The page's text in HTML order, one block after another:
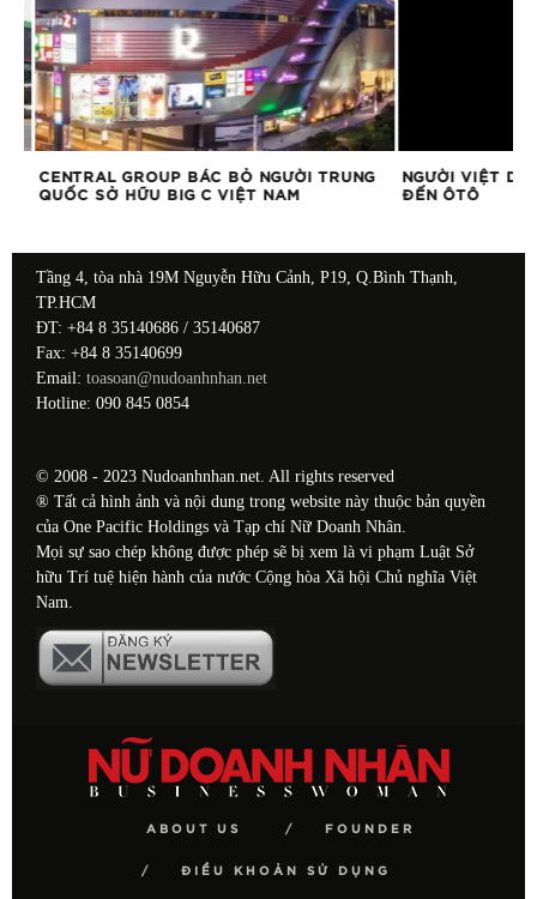
CENTRAL GROUP BÁC BỎ NGƯỜI TRUNG
QUỐC SỞ HỮU BIG C VIỆT NAM
NGƯỜI VIỆT
ĐẾN ÔTÔ
Tầng 4, tòa nhà 19M Nguyễn Hữu Cảnh, P19, Q.Bình Thạnh,
TP.HCM
ĐT: +84 8 35140686 / 35140687
Fax: +84 8 35140699
Email: toasoan@nudoanhnhan.net
Hotline: 090 845 0854
© 2008 - 2023 Nudoanhnhan.net. All rights reserved
® Tất cả hình ảnh và nội dung trong website này thuộc bản quyền
của One Pacific Holdings và Tạp chí Nữ Doanh Nhân.
Mọi sự sao chép không được phép sẽ bị xem là vi phạm Luật Sở
hữu Trí tuệ hiện hành của nước Cộng hòa Xã hội Chủ nghĩa Việt
Nam.
ABOUT US FOUNDER
ĐIỀU KHOẢN SỬ DỤNG